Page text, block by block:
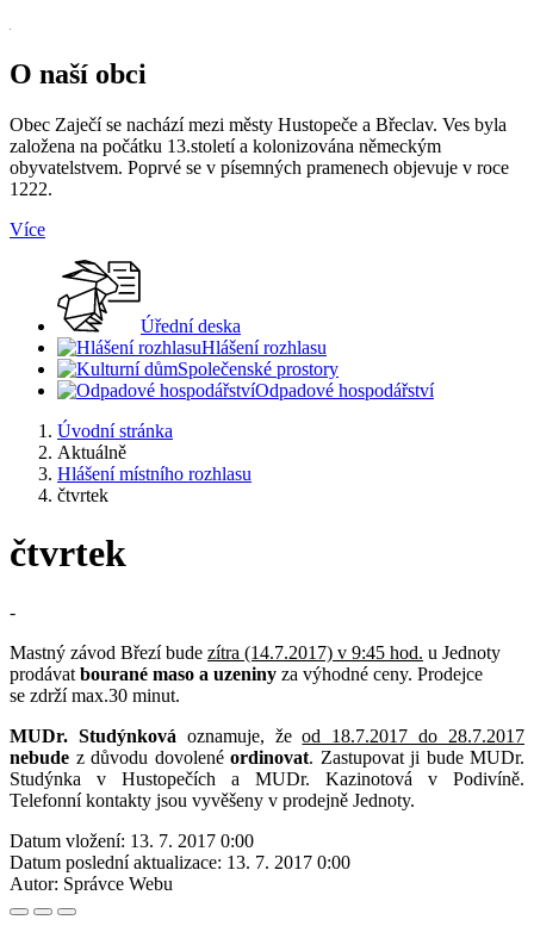
O naší obci
Obec Zaječí se nachází mezi městy Hustopeče a Břeclav. Ves byla
založena na počátku 13.století a kolonizována německým
obyvatelstvem. Poprvé se v písemných pramenech objevuje v roce
1222.
Více
Úřední deska
Hlášení rozhlasu
Společenské prostory
Odpadové hospodářství
Úvodní stránka
Aktuálně
Hlášení místního rozhlasu
čtvrtek
čtvrtek
-
Mastný závod Březí bude zítra (14.7.2017) v 9:45 hod. u Jednoty
prodávat bourané maso a uzeniny za výhodné ceny. Prodejce
se zdrží max.30 minut.
MUDr. Studýnková oznamuje, žeod 18.7.2017 do 28.7.2017
nebude z důvodu dovolené ordinovat. Zastupovat ji bude MUDr.
Studýnka v Hustopečích a MUDr. Kazinotová v Podivíně.
Telefonní kontakty jsou vyvěšeny v prodejně Jednoty.
Datum vložení: 13. 7. 2017 0:00
Datum poslední aktualizace: 13. 7. 2017 0:00
Autor: Správce Webu